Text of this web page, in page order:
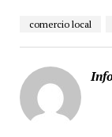
comercio local